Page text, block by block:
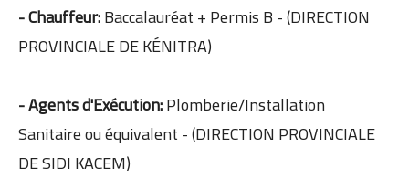
- Chauffeur:Baccalauréat + Permis B - (DIRECTION
PROVINCIALE DE KÉNITRA)
- Agents d'Exécution:Plomberie/Installation
Sanitaire ou équivalent - (DIRECTION PROVINCIALE
DE SIDI KACEM)